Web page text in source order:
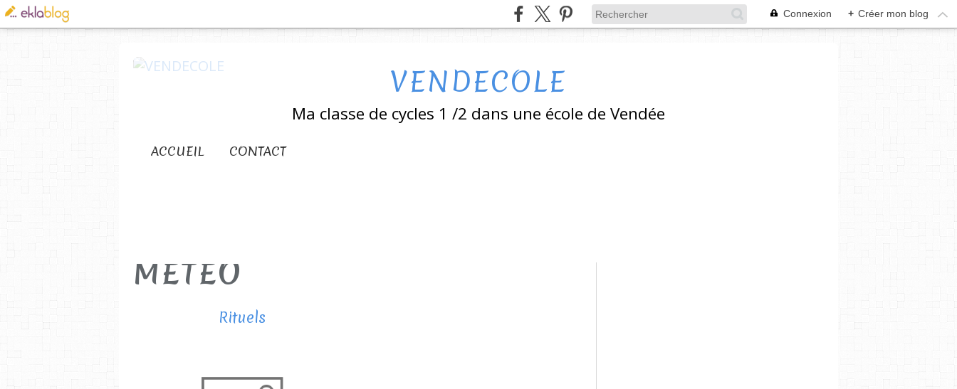
Connexion + Créer mon blog
VENDECOLE
Ma classe de cycles 1 /2 dans une école de Vendée
ACCUEIL CONTACT
METEO
Rituels